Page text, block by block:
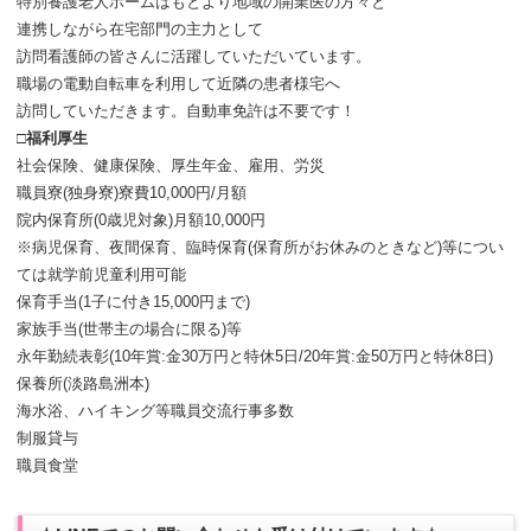
連携しながら在宅部門の主力として
訪問看護師の皆さんに活躍していただいています。
職場の電動自転車を利用して近隣の患者様宅へ
訪問していただきます。自動車免許は不要です！
□福利厚生
社会保険、健康保険、厚生年金、雇用、労災
職員寮(独身寮)寮費10,000円/月額
院内保育所(0歳児対象)月額10,000円
※病児保育、夜間保育、臨時保育(保育所がお休みのときなど)等につい
ては就学前児童利用可能
保育手当(1子に付き15,000円まで)
家族手当(世帯主の場合に限る)等
永年勤続表彰(10年賞:金30万円と特休5日/20年賞:金50万円と特休8日)
保養所(淡路島洲本)
海水浴、ハイキング等職員交流行事多数
制服貸与
職員食堂